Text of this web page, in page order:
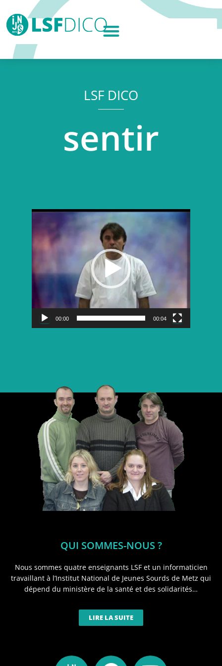
LSF DICO
sentir
Lecteur
vidéo
00:00 00:04
QUI SOMMES-NOUS ?
Nous sommes quatre enseignants LSF et un informaticien
travaillant à l’Institut National de Jeunes Sourds de Metz qui
dépend du ministère de la santé et des solidarités…
LIRE LA SUITE